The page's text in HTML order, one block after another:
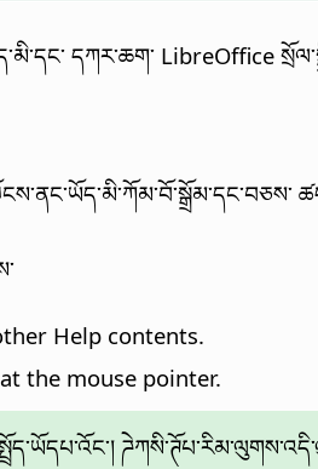
དཀར་ཆག་ LibreOffice
Help contents.
the mouse pointer.